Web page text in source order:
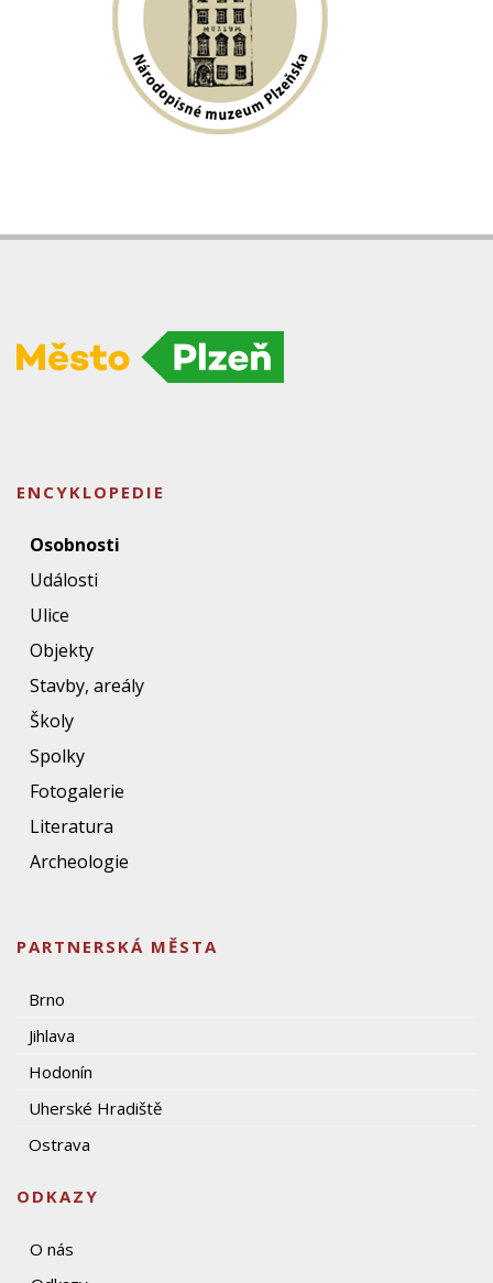
ENCYKLOPEDIE
Osobnosti
Události
Ulice
Objekty
Stavby, areály
Školy
Spolky
Fotogalerie
Literatura
Archeologie
PARTNERSKÁ MĚSTA
Brno
Jihlava
Hodonín
Uherské Hradiště
Ostrava
ODKAZY
O nás